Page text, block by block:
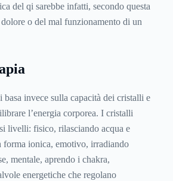
del qi sarebbe infatti, secondo questa
o del mal funzionamento di un
basa invece sulla capacità dei cristalli e
l’energia corporea. I cristalli
livelli: fisico, rilasciando acqua e
forma ionica, emotivo, irradiando
mentale, aprendo i chakra,
energetiche che regolano